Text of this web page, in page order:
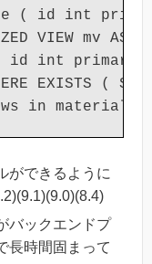
base ( id int
VIEW mv AS
d ( id int
EXISTS (
ができるように
バックエンドプ
長時間固まって